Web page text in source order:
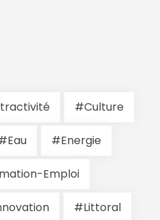
#Culture
#Energie
Emploi
#Littoral